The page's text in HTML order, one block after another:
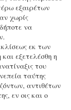
εξαιρέτων
χωρίς
να
εκ των
εξετελέσθη η
του
ταύτης
αντιθέτων
εν οις και ο